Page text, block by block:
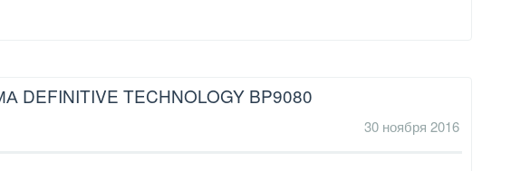
TECHNOLOGY BP9080
30 ноября 2016